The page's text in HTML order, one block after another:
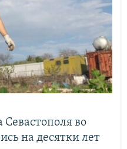
во
на десятки лет